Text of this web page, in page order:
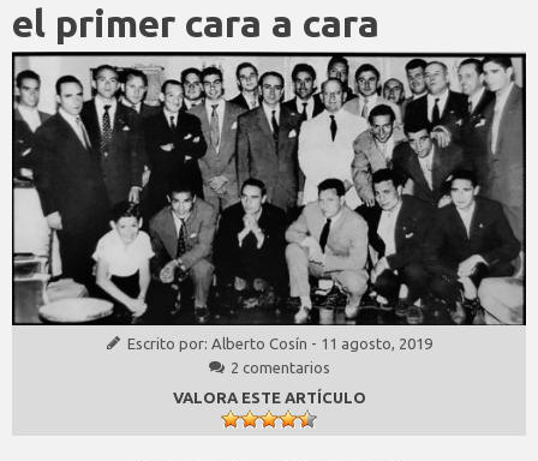
el primer cara a cara
Escrito por: Alberto Cosín - 11 agosto, 2019
2 comentarios
VALORA ESTE ARTÍCULO